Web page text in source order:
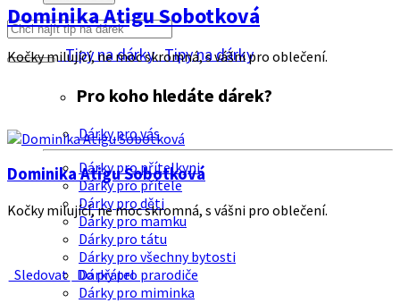
Tipy na dárkyTipy na dárky
Pro koho hledáte dárek?
Dárky pro vás
Dárky pro přítelkyni
Dárky pro přítele
Dárky pro děti
Dárky pro mamku
Dárky pro tátu
Dárky pro všechny bytosti
Dárky pro prarodiče
Dárky pro miminka
Dominika Atigu Sobotková
Kočky milující, ne moc skromná, s vášni pro oblečení.
Dominika Atigu Sobotková
Kočky milující, ne moc skromná, s vášni pro oblečení.
Sledovat Do přátel